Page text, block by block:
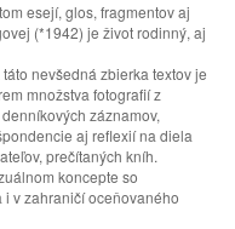
esejí, glos, fragmentov aj
(*1942) je život rodinný, aj
táto nevšedná zbierka textov je
množstva fotografií z
záznamov,
aj reflexií na diela
prečítaných kníh.
koncepte so
v zahraničí oceňovaného